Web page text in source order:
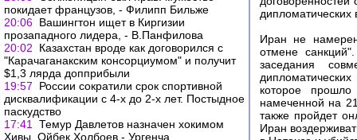
покидает французов, - Филипп Бильже
20:06 Вашингтон ищет в Киргизии
прозападного лидера, - В.Панфилова
20:02
Казахстан вроде как договорился с
"Карачаганакским консорциумом" и получит
$1,3 лярда допприбыли
19:57
России сократили срок спортивной
дисквалификации с 4-х до 2-х лет. Постыдное
паскудство
17:41
Темур Давлетов назначен хокимом
Хивы, Ойбек Холбоев - Ургенча
дипломатических
Иран не намерен
отмене
заседания
которое
намеченной на
также пройдет
Иран